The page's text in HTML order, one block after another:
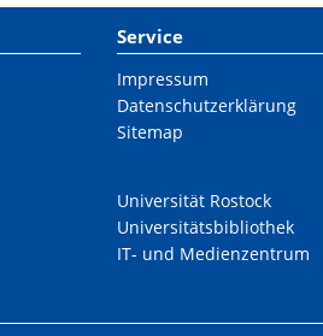
Service
Impressum
Datenschutzerklärung
Sitemap
Universität Rostock
Universitätsbibliothek
IT- und Medienzentrum